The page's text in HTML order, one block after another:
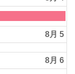
8月 5
8月 6